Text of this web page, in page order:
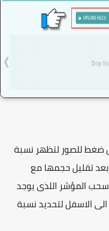
للصور لتظهر نسبة
تقليل حجمها مع
المؤشر اللذى يوجد
الاسفل لتحديد نسبة